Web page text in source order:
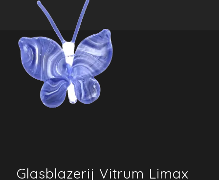
Glasblazerij Vitrum Limax